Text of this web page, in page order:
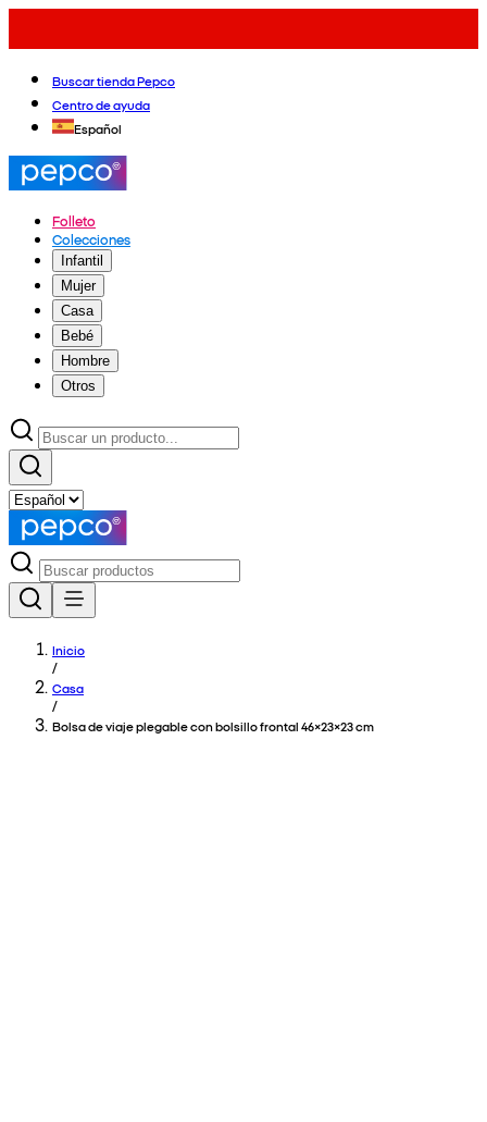
Buscar tienda Pepco
Centro de ayuda
Español
Folleto
Colecciones
Infantil
Mujer
Casa
Bebé
Hombre
Otros
Inicio
/
Casa
/
Bolsa de viaje plegable con bolsillo frontal 46×23×23 cm